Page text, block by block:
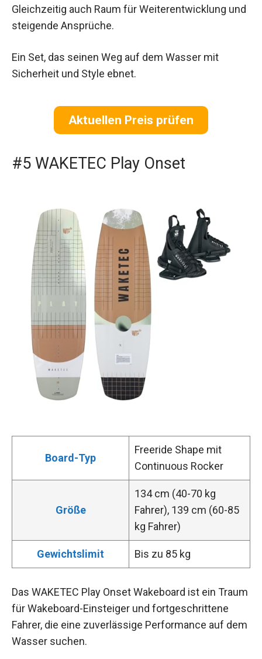
Gleichzeitig auch Raum für Weiterentwicklung und
steigende Ansprüche.
Ein Set, das seinen Weg auf dem Wasser mit
Sicherheit und Style ebnet.
Aktuellen Preis prüfen
#5 WAKETEC Play Onset
Board-Typ
Freeride Shape mit
Continuous Rocker
Größe
134 cm (40-70 kg
Fahrer), 139 cm (60-85
kg Fahrer)
Gewichtslimit Bis zu 85 kg
Das WAKETEC Play Onset Wakeboard ist ein Traum
für Wakeboard-Einsteiger und fortgeschrittene
Fahrer, die eine zuverlässige Performance auf dem
Wasser suchen.